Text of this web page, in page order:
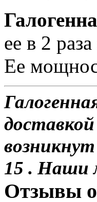
ее в 2
Ее
15 . Наши
Отзывы